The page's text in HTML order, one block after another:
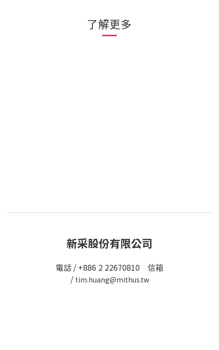
了解更多
新采股份有限公司
電話 / +886 2 22670810 信箱
/ tim.huang@mithus.tw